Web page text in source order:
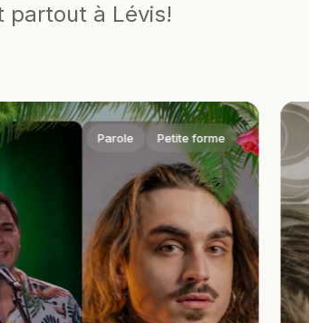
partout à Lévis!
Petite forme